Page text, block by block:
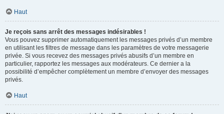
Haut
Je reçois sans arrêt des messages indésirables !
Vous pouvez supprimer automatiquement les messages privés d’un membre
en utilisant les filtres de message dans les paramètres de votre messagerie
privée. Si vous recevez des messages privés abusifs d’un membre en
particulier, rapportez les messages aux modérateurs. Ce dernier a la
possibilité d’empêcher complètement un membre d’envoyer des messages
privés.
Haut